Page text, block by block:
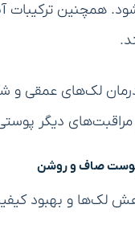
همچنین ترکیبات
لک‌های عمقی و
دیگر
پوست صاف و روشن
لک‌ها و بهبود